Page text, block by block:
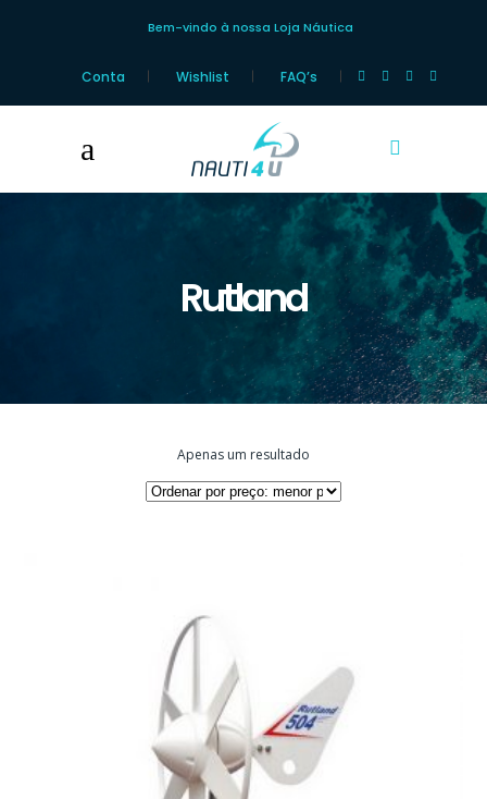
Bem-vindo à nossa Loja Náutica
Conta Wishlist FAQ’s
Rutland
Apenas um resultado